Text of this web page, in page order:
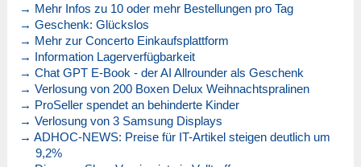
→ Mehr Infos zu 10 oder mehr Bestellungen pro Tag
→ Geschenk: Glückslos
→ Mehr zur Concerto Einkaufsplattform
→ Information Lagerverfügbarkeit
→ Chat GPT E-Book - der AI Allrounder als Geschenk
→ Verlosung von 200 Boxen Delux Weihnachtspralinen
→ ProSeller spendet an behinderte Kinder
→ Verlosung von 3 Samsung Displays
→ ADHOC-NEWS: Preise für IT-Artikel steigen deutlich um
9,2%